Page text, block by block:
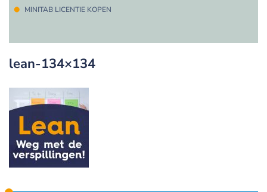
MINITAB LICENTIE KOPEN
lean-134×134